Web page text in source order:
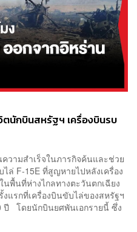
นักบินสหรัฐฯ เครื่องบินรบ
ามสำเร็จในภารกิจค้นและช่วย
ล่ F-15E ที่สูญหายไปหลังเครื่อง
พื้นที่ห่างไกลทางตะวันตกเฉียง
แรกที่เครื่องบินขับไล่ของสหรัฐฯ
ปี โดยนักบินยศพันเอกรายนี้ ซึ่ง